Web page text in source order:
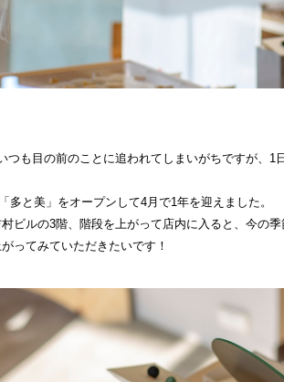
も目の前のことに追われてしまいがちですが、1
と美」をオープンして4月で1年を迎えました。
ビルの3階、階段を上がって店内に入ると、今の
ってみていただきたいです！